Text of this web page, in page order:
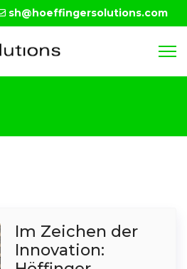
sh@hoeffingersolutions.com
Im Zeichen der
Innovation: